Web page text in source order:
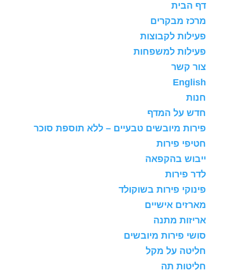
דף הבית
מרכז מבקרים
פעילות לקבוצות
פעילות למשפחות
צור קשר
English
חנות
חדש על המדף
פירות מיובשים טבעיים – ללא תוספת סוכר
חטיפי פירות
ייבוש בהקפאה
לדר פירות
פינוקי פירות בשוקולד
מארזים אישיים
אריזות מתנה
סושי פירות מיובשים
חליטה על מקל
חליטות תה